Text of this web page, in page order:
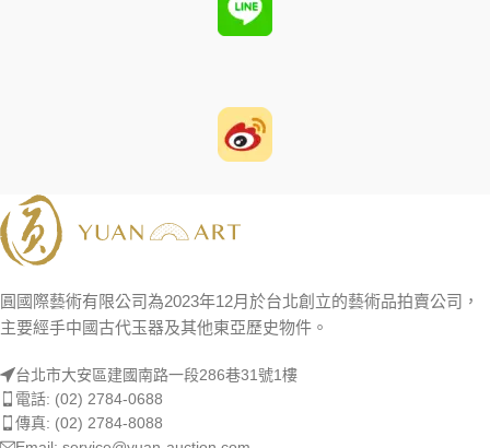
圓國際藝術有限公司為2023年12月於台北創立的藝術品拍賣公司，
主要經手中國古代玉器及其他東亞歷史物件。
台北市大安區建國南路一段286巷31號1樓
電話: (02) 2784-0688
傳真: (02) 2784-8088